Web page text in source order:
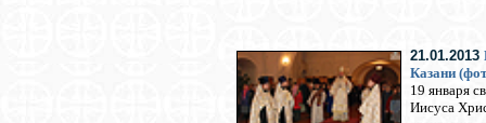
21.01.2013
Казани
19 января
Иисуса